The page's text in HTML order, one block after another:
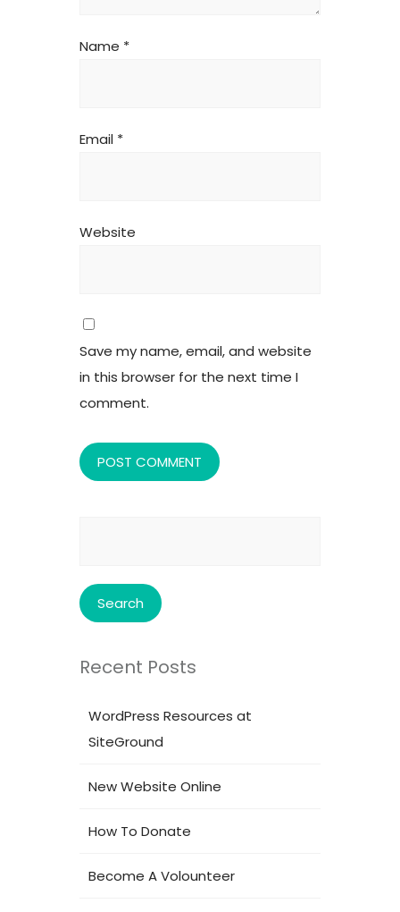
Name *
Email *
Website
Save my name, email, and website
in this browser for the next time I
comment.
Recent Posts
WordPress Resources at
SiteGround
New Website Online
How To Donate
Become A Volounteer